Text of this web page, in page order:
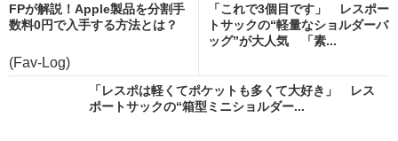
FPが解説！Apple製品を分割手
数料0円で入手する方法とは？
(Fav-Log)
「これで3個目です」 レスポー
トサックの“軽量なショルダーバ
ッグ”が大人気 「素...
「レスポは軽くてポケットも多くて大好き」 レス
ポートサックの“箱型ミニショルダー...